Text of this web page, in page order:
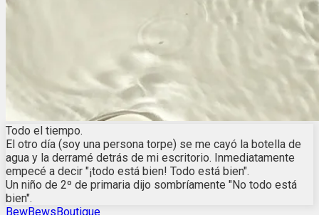
Todo el tiempo.
El otro día (soy una persona torpe) se me cayó la botella de
agua y la derramé detrás de mi escritorio. Inmediatamente
empecé a decir "¡todo está bien! Todo está bien".
Un niño de 2º de primaria dijo sombríamente "No todo está
bien".
BewBewsBoutique